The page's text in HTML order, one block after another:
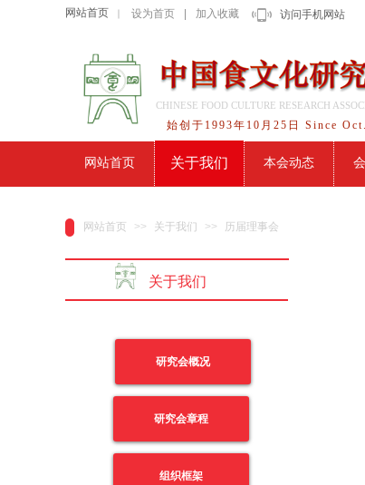
设为首页 加入收藏
网站首页 访问手机网站
始创于1993年10月25日 Since
CHINESE FOOD CULTURE RESEARCH
网站首页 关于我们 本会动态
网站首页 >> 关于我们 >> 历届理事会
关于我们
研究会概况
研究会章程
组织框架